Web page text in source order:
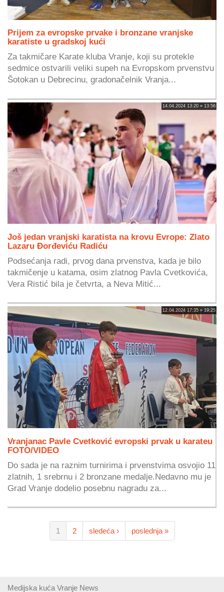
Prijem za evropske prvake i bronzane vranjske
karatiste u gradskoj kući
Za takmičare Karate kluba Vranje, koji su protekle
sedmice ostvarili veliki supeh na Evropskom prvenstvu
Šotokan u Debrecinu, gradonačelnik Vranja...
14.04.2024 13:20 » 13:56
Još jedan vranjski karatista na krovu Evrope: Zlato
Lazaru Đorđeviću Radiću
Podsećanja radi, prvog dana prvenstva, kada je bilo
takmičenje u katama, osim zlatnog Pavla Cvetkovića,
Vera Ristić bila je četvrta, a Neva Mitić...
12.04.2024 17:35 » 19:25
Vranjanac Pavle Cvetković evropski prvak u karateu
FOTO/VIDEO
Do sada je na raznim turnirima i prvenstvima osvojio 11
zlatnih, 1 srebrnu i 2 bronzane medalje.Nedavno mu je
Grad Vranje dodelio posebnu nagradu za...
1 2 sledeća › poslednja »
Medijska kuća Vranje News